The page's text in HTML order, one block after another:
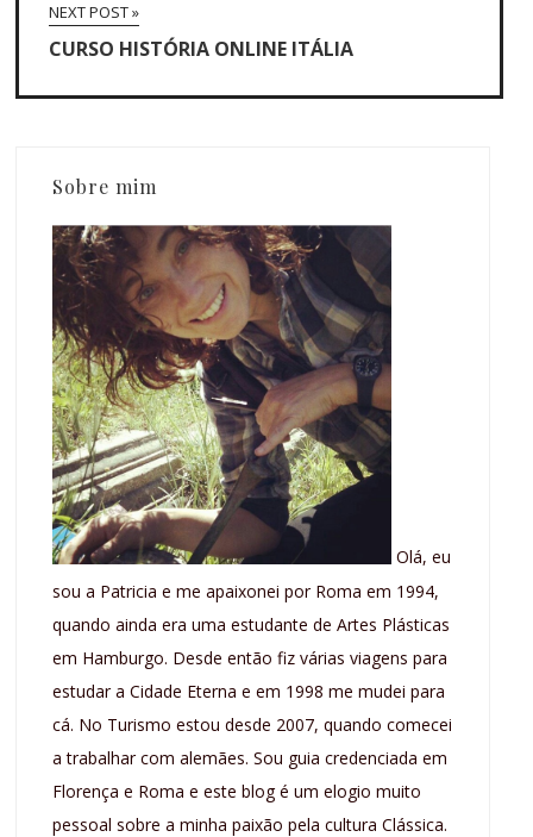
NEXT POST »
CURSO HISTÓRIA ONLINE ITÁLIA
Sobre mim
Olá, eu
sou a Patricia e me apaixonei por Roma em 1994,
quando ainda era uma estudante de Artes Plásticas
em Hamburgo. Desde então fiz várias viagens para
estudar a Cidade Eterna e em 1998 me mudei para
cá. No Turismo estou desde 2007, quando comecei
a trabalhar com alemães. Sou guia credenciada em
Florença e Roma e este blog é um elogio muito
pessoal sobre a minha paixão pela cultura Clássica.